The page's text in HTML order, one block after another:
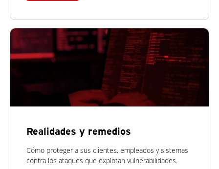
Realidades y remedios
Cómo proteger a sus clientes, empleados y sistemas
contra los ataques que explotan vulnerabilidades.